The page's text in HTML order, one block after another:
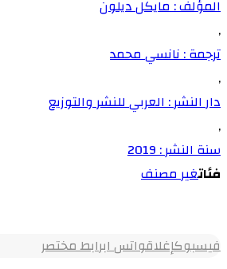
المؤلف : مايكل ديلون
,
ترجمة : نانسي محمد
,
دار النشر : العربي للنشر والتوزيع
,
سنة النشر : 2019
فئاتغير مصنف
فيسبوكإغلاقواتس ابرابط مختصر